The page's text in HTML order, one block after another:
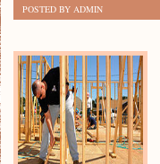
POSTED BY ADMIN